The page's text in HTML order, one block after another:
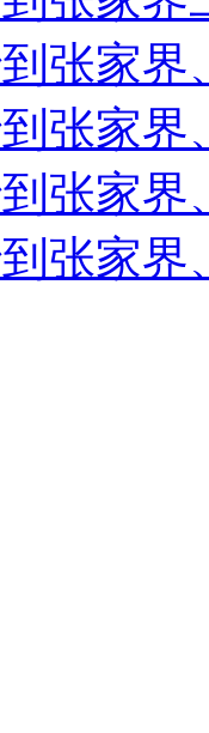
张家界
张家界
张家界
张家界